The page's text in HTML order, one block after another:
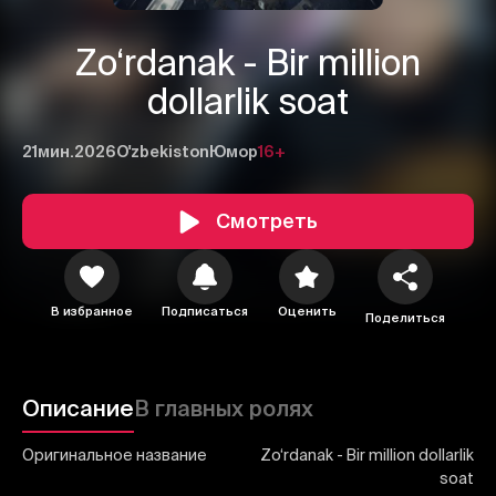
Zo‘rdanak - Bir million
dollarlik soat
21мин.2026O'zbekiston Юмор16+
Смотреть
В избранное Подписаться Оценить Поделиться
ОписаниеВ главных ролях
Оригинальное название
Zo‘rdanak - Bir million dollarlik
soat
1
Отправить
Отменить Авторизоваться